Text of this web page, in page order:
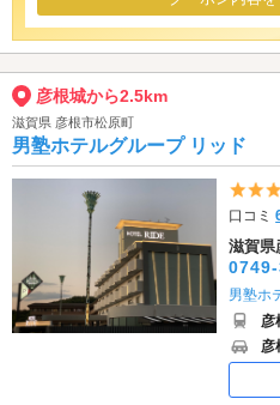
彦根城から2.5km
滋賀県 彦根市松原町
男塾ホテルグループ リッド
口コミ
滋賀県
男塾ホ
彦
彦